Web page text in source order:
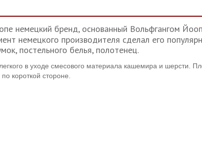
немецкий бренд, основанный Вольфгангом
немецкого производителя сделал его
постельного белья, полотенец.
в уходе смесового материала кашемира и шерсти.
короткой стороне.